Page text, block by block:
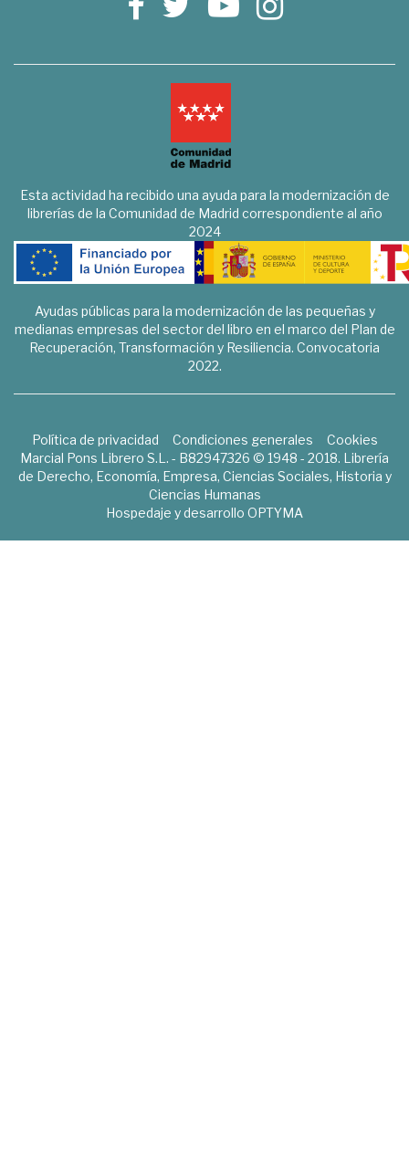
Esta actividad ha recibido una ayuda para la modernización de
librerías de la Comunidad de Madrid correspondiente al año
2024
Ayudas públicas para la modernización de las pequeñas y
medianas empresas del sector del libro en el marco del Plan de
Recuperación, Transformación y Resiliencia. Convocatoria
2022.
Política de privacidad Condiciones generales
Cookies
Marcial Pons Librero S.L. - B82947326 © 1948 - 2018. Librería
de Derecho, Economía, Empresa, Ciencias Sociales, Historia y
Ciencias Humanas
Hospedaje y desarrollo OPTYMA